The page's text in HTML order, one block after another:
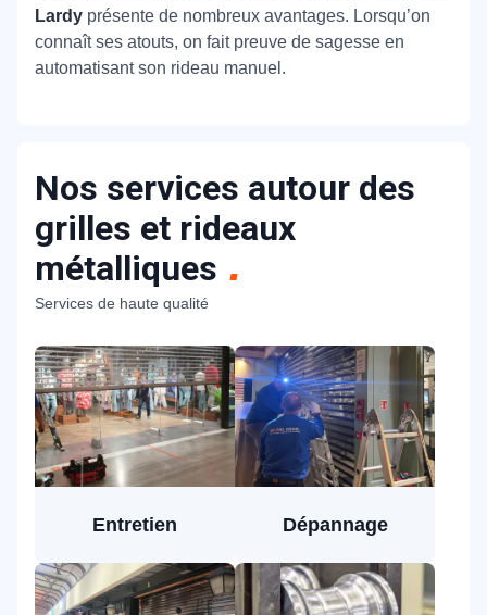
Lardy présente de nombreux avantages. Lorsqu’on
connaît ses atouts, on fait preuve de sagesse en
automatisant son rideau manuel.
Nos services autour des
grilles et rideaux
métalliques
Services de haute qualité
Entretien Dépannage